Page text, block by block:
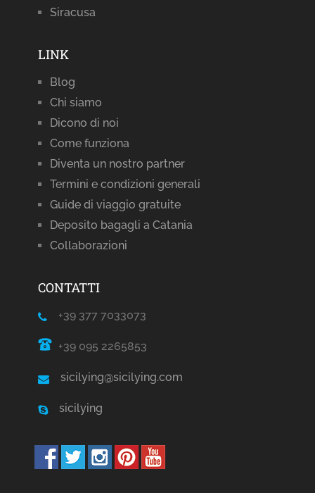
Siracusa
LINK
Blog
Chi siamo
Dicono di noi
Come funziona
Diventa un nostro partner
Termini e condizioni generali
Guide di viaggio gratuite
Deposito bagagli a Catania
Collaborazioni
CONTATTI
+39 377 7033073
+39 095 2265853
sicilying@sicilying.com
sicilying